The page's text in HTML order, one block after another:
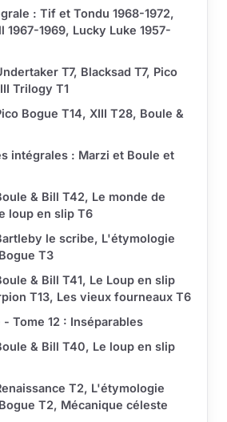
: Tif et Tondu 1968-1972,
1967-1969, Lucky Luke 1957-
T7, Blacksad T7, Pico
Trilogy T1
Bogue T14, XIII T28, Boule &
intégrales : Marzi et Boule et
& Bill T42, Le monde de
loup en slip T6
le scribe, L'étymologie
T3
& Bill T41, Le Loup en slip
T13, Les vieux fourneaux T6
- Tome 12 : Inséparables
& Bill T40, Le loup en slip
T2, L'étymologie
T2, Mécanique céleste